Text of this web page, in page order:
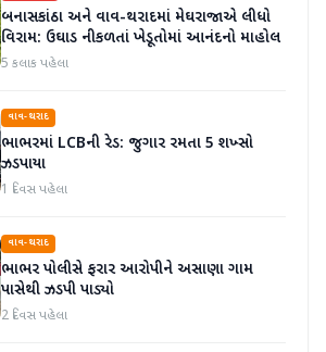
બનાસકાંઠા અને વાવ-થરાદમાં મેઘરાજાએ લીધો
વિરામ: ઉઘાડ નીકળતાં ખેડૂતોમાં આનંદનો માહોલ
5 કલાક પહેલા
વાવ-થરાદ
ભાભરમાં LCBની રેડ: જુગાર રમતા 5 શખ્સો
ઝડપાયા
1 દિવસ પહેલા
વાવ-થરાદ
ભાભર પોલીસે ફરાર આરોપીને અસાણા ગામ
પાસેથી ઝડપી પાડ્યો
2 દિવસ પહેલા